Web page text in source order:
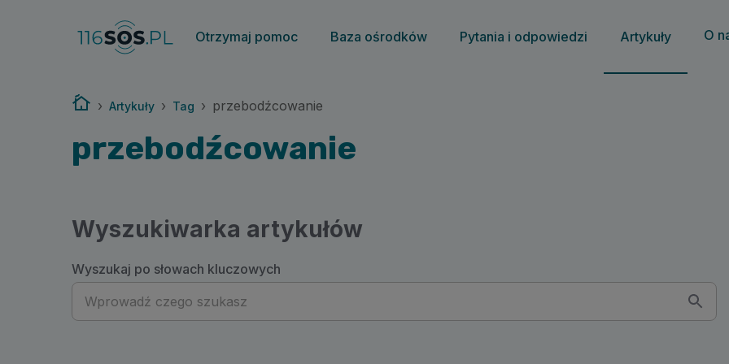
Otrzymaj pomoc Baza ośrodków Pytania i odpowiedzi Artykuły O
Strona główna
› Artykuły › Tag › przebodźcowanie
przebodźcowanie
Wyszukiwarka artykułów
Wyszukaj po słowach kluczowych